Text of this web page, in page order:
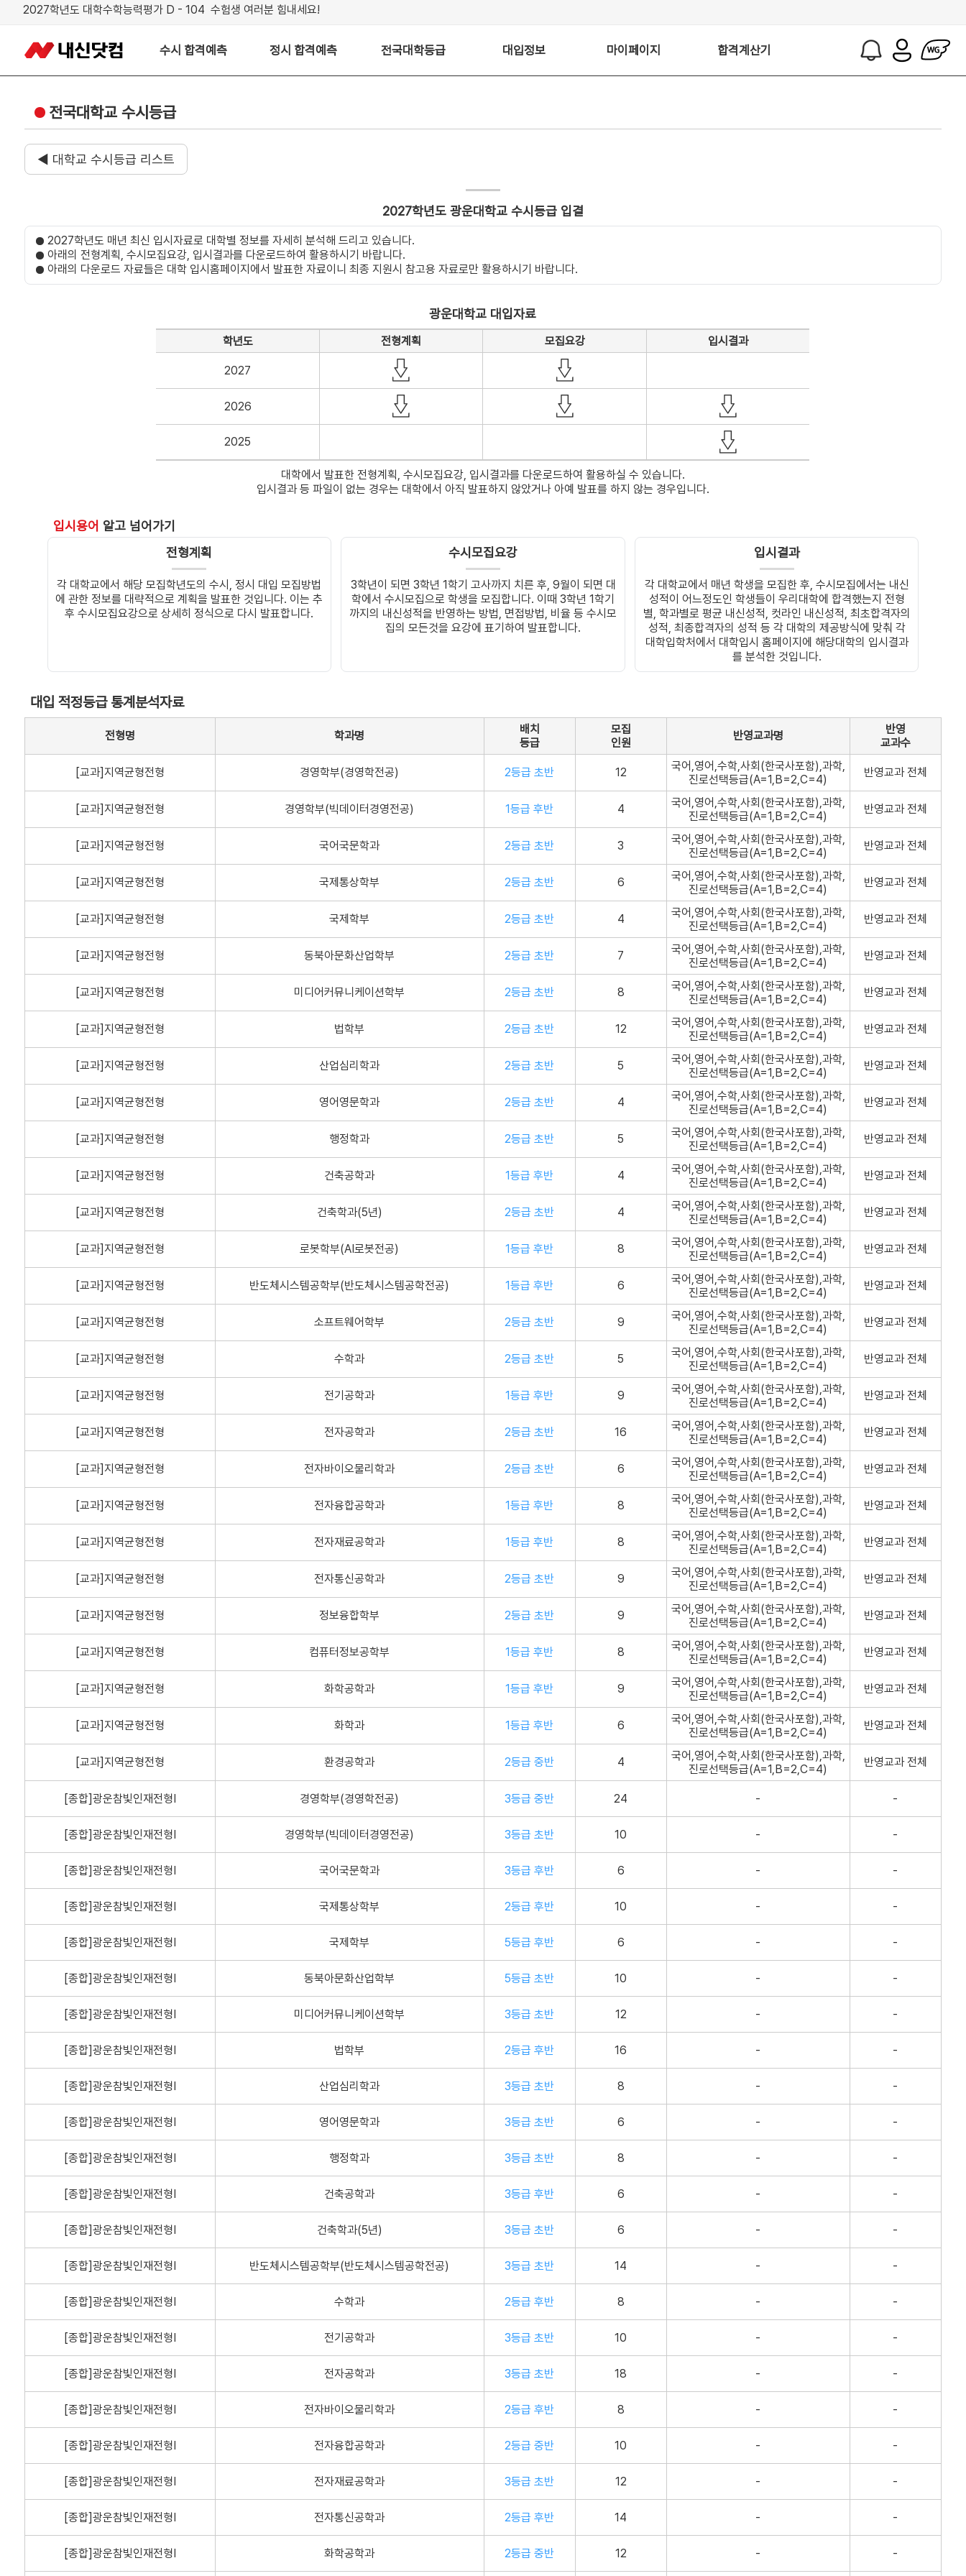
2027학년도 대학수학능력평가 D - 104 수험생 여러분 힘내세요!
수시 합격예측 정시 합격예측 전국대학등급 대입정보 마이페이지 합격계산기
전국대학교 수시등급
◀ 대학교 수시등급 리스트
2027학년도 광운대학교 수시등급 입결
2027학년도 매년 최신 입시자료로 대학별 정보를 자세히 분석해 드리고 있습니다.
아래의 전형계획, 수시모집요강, 입시결과를 다운로드하여 활용하시기 바랍니다.
아래의 다운로드 자료들은 대학 입시홈페이지에서 발표한 자료이니 최종 지원시 참고용 자료로만 활용하시기 바랍니다.
광운대학교 대입자료
학년도 전형계획 모집요강 입시결과
2027
2026
2025
대학에서 발표한 전형계획, 수시모집요강, 입시결과를 다운로드하여 활용하실 수 있습니다.
입시결과 등 파일이 없는 경우는 대학에서 아직 발표하지 않았거나 아예 발표를 하지 않는 경우입니다.
입시용어 알고 넘어가기
전형계획
각 대학교에서 해당 모집학년도의 수시, 정시 대입 모집방법
에 관한 정보를 대략적으로 계획을 발표한 것입니다. 이는 추
후 수시모집요강으로 상세히 정식으로 다시 발표합니다.
수시모집요강
3학년이 되면 3학년 1학기 고사까지 치른 후, 9월이 되면 대
학에서 수시모집으로 학생을 모집합니다. 이때 3학년 1학기
까지의 내신성적을 반영하는 방법, 면접방법, 비율 등 수시모
집의 모든것을 요강에 표기하여 발표합니다.
입시결과
각 대학교에서 매년 학생을 모집한 후, 수시모집에서는 내신
성적이 어느정도인 학생들이 우리대학에 합격했는지 전형
별, 학과별로 평균 내신성적, 컷라인 내신성적, 최초합격자의
성적, 최종합격자의 성적 등 각 대학의 제공방식에 맞춰 각
대학입학처에서 대학입시 홈페이지에 해당대학의 입시결과
를 분석한 것입니다.
대입 적정등급 통계분석자료
전형명 학과명
배치
등급
모집
인원
반영교과명
반영
교과수
[교과]지역균형전형 경영학부(경영학전공) 2등급 초반 12
국어,영어,수학,사회(한국사포함),과학,
진로선택등급(A=1,B=2,C=4)
반영교과 전체
[교과]지역균형전형 경영학부(빅데이터경영전공) 1등급 후반 4
국어,영어,수학,사회(한국사포함),과학,
진로선택등급(A=1,B=2,C=4)
반영교과 전체
[교과]지역균형전형 국어국문학과 2등급 초반 3
국어,영어,수학,사회(한국사포함),과학,
진로선택등급(A=1,B=2,C=4)
반영교과 전체
[교과]지역균형전형 국제통상학부 2등급 초반 6
국어,영어,수학,사회(한국사포함),과학,
진로선택등급(A=1,B=2,C=4)
반영교과 전체
[교과]지역균형전형 국제학부 2등급 초반 4
국어,영어,수학,사회(한국사포함),과학,
진로선택등급(A=1,B=2,C=4)
반영교과 전체
[교과]지역균형전형 동북아문화산업학부 2등급 초반 7
국어,영어,수학,사회(한국사포함),과학,
진로선택등급(A=1,B=2,C=4)
반영교과 전체
[교과]지역균형전형 미디어커뮤니케이션학부 2등급 초반 8
국어,영어,수학,사회(한국사포함),과학,
진로선택등급(A=1,B=2,C=4)
반영교과 전체
[교과]지역균형전형 법학부 2등급 초반 12
국어,영어,수학,사회(한국사포함),과학,
진로선택등급(A=1,B=2,C=4)
반영교과 전체
[교과]지역균형전형 산업심리학과 2등급 초반 5
국어,영어,수학,사회(한국사포함),과학,
진로선택등급(A=1,B=2,C=4)
반영교과 전체
[교과]지역균형전형 영어영문학과 2등급 초반 4
국어,영어,수학,사회(한국사포함),과학,
진로선택등급(A=1,B=2,C=4)
반영교과 전체
[교과]지역균형전형 행정학과 2등급 초반 5
국어,영어,수학,사회(한국사포함),과학,
진로선택등급(A=1,B=2,C=4)
반영교과 전체
[교과]지역균형전형 건축공학과 1등급 후반 4
국어,영어,수학,사회(한국사포함),과학,
진로선택등급(A=1,B=2,C=4)
반영교과 전체
[교과]지역균형전형 건축학과(5년) 2등급 초반 4
국어,영어,수학,사회(한국사포함),과학,
진로선택등급(A=1,B=2,C=4)
반영교과 전체
[교과]지역균형전형 로봇학부(AI로봇전공) 1등급 후반 8
국어,영어,수학,사회(한국사포함),과학,
진로선택등급(A=1,B=2,C=4)
반영교과 전체
[교과]지역균형전형 반도체시스템공학부(반도체시스템공학전공) 1등급 후반 6
국어,영어,수학,사회(한국사포함),과학,
진로선택등급(A=1,B=2,C=4)
반영교과 전체
[교과]지역균형전형 소프트웨어학부 2등급 초반 9
국어,영어,수학,사회(한국사포함),과학,
진로선택등급(A=1,B=2,C=4)
반영교과 전체
[교과]지역균형전형 수학과 2등급 초반 5
국어,영어,수학,사회(한국사포함),과학,
진로선택등급(A=1,B=2,C=4)
반영교과 전체
[교과]지역균형전형 전기공학과 1등급 후반 9
국어,영어,수학,사회(한국사포함),과학,
진로선택등급(A=1,B=2,C=4)
반영교과 전체
[교과]지역균형전형 전자공학과 2등급 초반 16
국어,영어,수학,사회(한국사포함),과학,
진로선택등급(A=1,B=2,C=4)
반영교과 전체
[교과]지역균형전형 전자바이오물리학과 2등급 초반 6
국어,영어,수학,사회(한국사포함),과학,
진로선택등급(A=1,B=2,C=4)
반영교과 전체
[교과]지역균형전형 전자융합공학과 1등급 후반 8
국어,영어,수학,사회(한국사포함),과학,
진로선택등급(A=1,B=2,C=4)
반영교과 전체
[교과]지역균형전형 전자재료공학과 1등급 후반 8
국어,영어,수학,사회(한국사포함),과학,
진로선택등급(A=1,B=2,C=4)
반영교과 전체
[교과]지역균형전형 전자통신공학과 2등급 초반 9
국어,영어,수학,사회(한국사포함),과학,
진로선택등급(A=1,B=2,C=4)
반영교과 전체
[교과]지역균형전형 정보융합학부 2등급 초반 9
국어,영어,수학,사회(한국사포함),과학,
진로선택등급(A=1,B=2,C=4)
반영교과 전체
[교과]지역균형전형 컴퓨터정보공학부 1등급 후반 8
국어,영어,수학,사회(한국사포함),과학,
진로선택등급(A=1,B=2,C=4)
반영교과 전체
[교과]지역균형전형 화학공학과 1등급 후반 9
국어,영어,수학,사회(한국사포함),과학,
진로선택등급(A=1,B=2,C=4)
반영교과 전체
[교과]지역균형전형 화학과 1등급 후반 6
국어,영어,수학,사회(한국사포함),과학,
진로선택등급(A=1,B=2,C=4)
반영교과 전체
[교과]지역균형전형 환경공학과 2등급 중반 4
국어,영어,수학,사회(한국사포함),과학,
진로선택등급(A=1,B=2,C=4)
반영교과 전체
[종합]광운참빛인재전형Ⅰ 경영학부(경영학전공) 3등급 중반 24 - -
[종합]광운참빛인재전형Ⅰ 경영학부(빅데이터경영전공) 3등급 초반 10 - -
[종합]광운참빛인재전형Ⅰ 국어국문학과 3등급 후반 6 - -
[종합]광운참빛인재전형Ⅰ 국제통상학부 2등급 후반 10 - -
[종합]광운참빛인재전형Ⅰ 국제학부 5등급 후반 6 - -
[종합]광운참빛인재전형Ⅰ 동북아문화산업학부 5등급 초반 10 - -
[종합]광운참빛인재전형Ⅰ 미디어커뮤니케이션학부 3등급 초반 12 - -
[종합]광운참빛인재전형Ⅰ 법학부 2등급 후반 16 - -
[종합]광운참빛인재전형Ⅰ 산업심리학과 3등급 초반 8 - -
[종합]광운참빛인재전형Ⅰ 영어영문학과 3등급 초반 6 - -
[종합]광운참빛인재전형Ⅰ 행정학과 3등급 초반 8 - -
[종합]광운참빛인재전형Ⅰ 건축공학과 3등급 후반 6 - -
[종합]광운참빛인재전형Ⅰ 건축학과(5년) 3등급 초반 6 - -
[종합]광운참빛인재전형Ⅰ 반도체시스템공학부(반도체시스템공학전공) 3등급 초반 14 - -
[종합]광운참빛인재전형Ⅰ 수학과 2등급 후반 8 - -
[종합]광운참빛인재전형Ⅰ 전기공학과 3등급 초반 10 - -
[종합]광운참빛인재전형Ⅰ 전자공학과 3등급 초반 18 - -
[종합]광운참빛인재전형Ⅰ 전자바이오물리학과 2등급 후반 8 - -
[종합]광운참빛인재전형Ⅰ 전자융합공학과 2등급 중반 10 - -
[종합]광운참빛인재전형Ⅰ 전자재료공학과 3등급 초반 12 - -
[종합]광운참빛인재전형Ⅰ 전자통신공학과 2등급 후반 14 - -
[종합]광운참빛인재전형Ⅰ 화학공학과 2등급 중반 12 - -